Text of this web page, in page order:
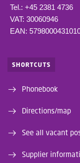
Tel.: +45 2381 4736
VAT: 30060946
EAN:
SHORTCUTS
Phonebook
Directions/map
See all vacant
Supplier